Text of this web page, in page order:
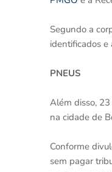
Segundo a
identificados e
PNEUS
Além disso,
na cidade de
Conforme
sem pagar